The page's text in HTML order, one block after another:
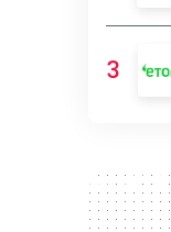
3
300 x 250